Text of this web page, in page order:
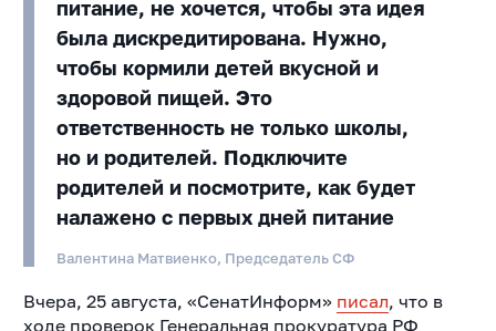
питание, не хочется, чтобы эта идея
была дискредитирована. Нужно,
чтобы кормили детей вкусной и
здоровой пищей. Это
ответственность не только школы,
но и родителей. Подключите
родителей и посмотрите, как будет
налажено с первых дней питание
Валентина Матвиенко, Председатель СФ
Вчера, 25 августа, «СенатИнформ» писал, что в
ходе проверок Генеральная прокуратура РФ